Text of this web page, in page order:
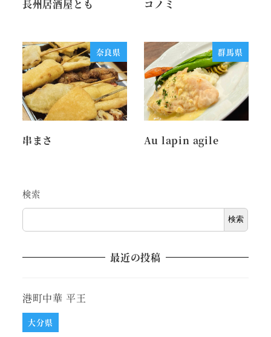
長州居酒屋とも コノミ
奈良県
串まさ
群馬県
Au lapin agile
検索
検索
最近の投稿
港町中華 平王
大分県